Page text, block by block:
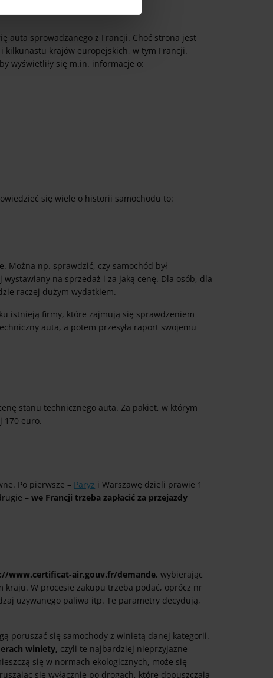
auta sprowadzanego z Francji. Choć strona jest
kilkunastu krajów europejskich, w tym Francji.
wyświetliły się m.in. informacje o:
się wiele o historii samochodu to:
Można np. sprawdzić, czy samochód był
na sprzedaż i za jaką cenę. Dla osób, dla
raczej dużym wydatkiem.
istnieją firmy, które zajmują się sprawdzeniem
auta, a potem przesyła raport swojemu
stanu technicznego auta. Za pakiet, w którym
170 euro.
Po pierwsze – Paryż i Warszawę dzieli prawie 1
–we Francji trzeba zapłacić za przejazdy
www.certificat-air.gouv.fr/demande, wybierając
kraju. W procesie zakupu trzeba podać, oprócz nr
używanego paliwa itp. Te parametry decydują,
poruszać się samochody z winietą danej kategorii.
winiety, czyli te najbardziej nieprzyjazne
się w normach ekologicznych, może się
się wyłącznie po drogach, które dopuszczają